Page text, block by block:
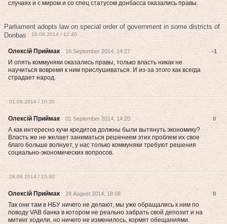
случаях и с миром и со спец статусом донбасса оказались правы.
Parliament adopts law on special order of government in some districts of
Donbas 16.09.2014 / 12:40
Олексій Приймак 16 September 2014, 14:27
И опять коммуняки оказались правы, только власть никак не
научиться вовремя к ним прислушиваться. И из-за этого как всегда
страдает народ.
-1
01.09.2014 / 10:30
Олексій Приймак 01 September 2014, 14:20
А как интересно кучи кредитов должны были вытянуть экономику?
Власть же не желает заниматься решением этих проблем их свое
благо больше волнует, у нас только коммуняки требуют решения
социально-экономических вопросов.
0
28.08.2014 / 15:30
Олексій Приймак 28 August 2014, 18:08
Так они там в НБУ ничего не делают, мы уже обращались к ним по
поводу VAB банка в котором не реально забрать свой депозит и на
митинг ходили, но ничего не изменилось, кормят обещаниями.
0